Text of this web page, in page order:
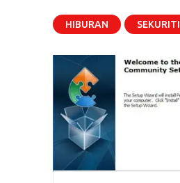
HIBURAN SEKURITI